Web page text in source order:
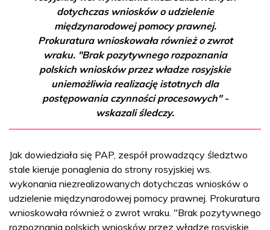
dotychczas wniosków o udzielenie
międzynarodowej pomocy prawnej.
Prokuratura wnioskowała również o zwrot
wraku. "Brak pozytywnego rozpoznania
polskich wniosków przez władze rosyjskie
uniemożliwia realizację istotnych dla
postępowania czynności procesowych" -
wskazali śledczy.
Jak dowiedziała się PAP, zespół prowadzący śledztwo
stale kieruje ponaglenia do strony rosyjskiej ws.
wykonania niezrealizowanych dotychczas wniosków o
udzielenie międzynarodowej pomocy prawnej. Prokuratura
wnioskowała również o zwrot wraku. "Brak pozytywnego
rozpoznania polskich wniosków przez władze rosyjskie